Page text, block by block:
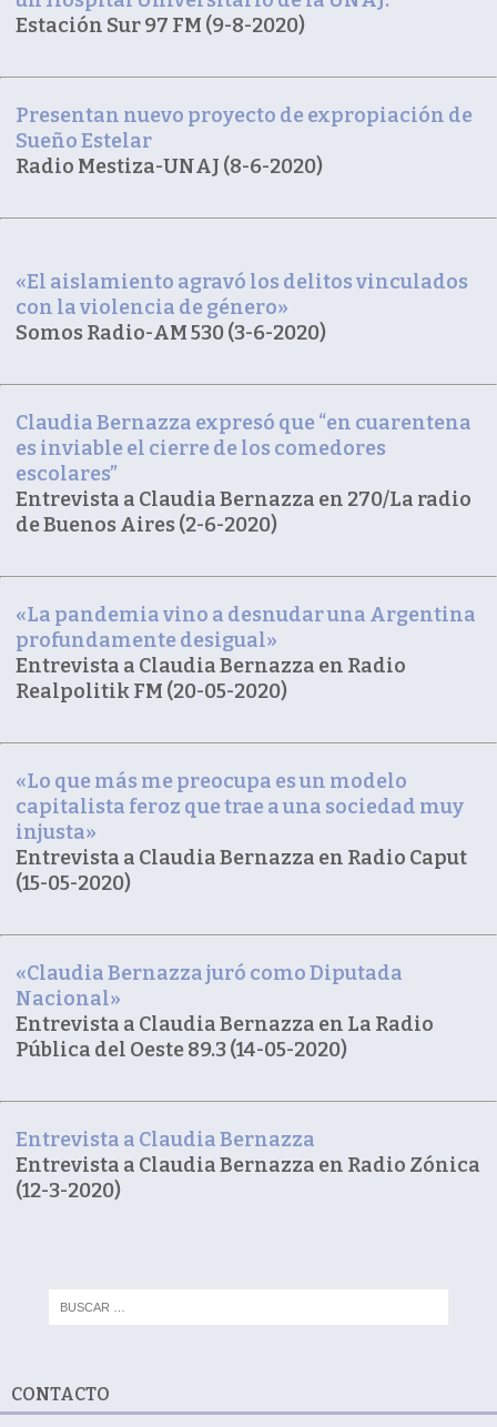
Estación Sur 97 FM (9-8-2020)
Presentan nuevo proyecto de expropiación de
Sueño Estelar
Radio Mestiza-UNAJ (8-6-2020)
«El aislamiento agravó los delitos vinculados
con la violencia de género»
Somos Radio-AM 530 (3-6-2020)
Claudia Bernazza expresó que “en cuarentena
es inviable el cierre de los comedores
escolares”
Entrevista a Claudia Bernazza en 270/La radio
de Buenos Aires (2-6-2020)
«La pandemia vino a desnudar una Argentina
profundamente desigual»
Entrevista a Claudia Bernazza en Radio
Realpolitik FM (20-05-2020)
«Lo que más me preocupa es un modelo
capitalista feroz que trae a una sociedad muy
injusta»
Entrevista a Claudia Bernazza en Radio Caput
(15-05-2020)
«Claudia Bernazza juró como Diputada
Nacional»
Entrevista a Claudia Bernazza en La Radio
Pública del Oeste 89.3 (14-05-2020)
Entrevista a Claudia Bernazza
Entrevista a Claudia Bernazza en Radio Zónica
(12-3-2020)
CONTACTO